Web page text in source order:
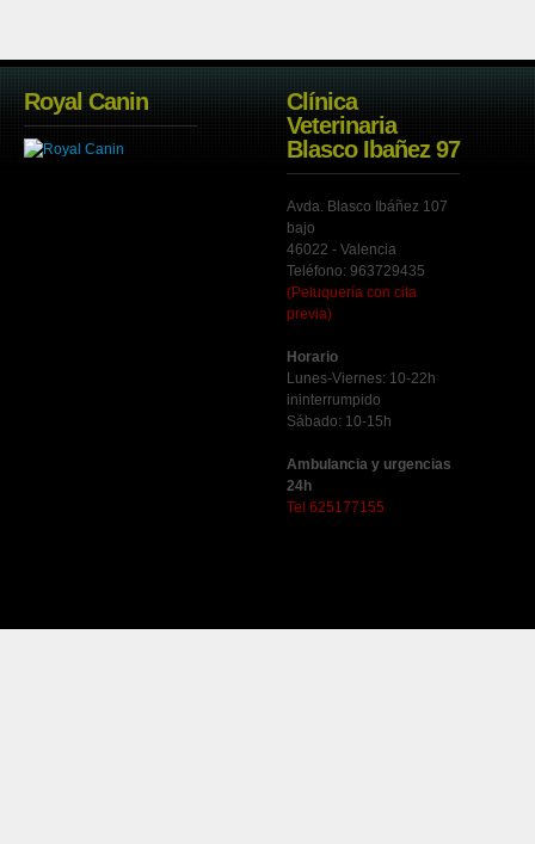
Royal Canin
Clínica
Veterinaria
Blasco Ibañez 97
Avda. Blasco Ibáñez 107
bajo
46022 - Valencia
Teléfono: 963729435
(Peluquería con cita
previa)
Horario
Lunes-Viernes: 10-22h
ininterrumpido
Sábado: 10-15h
Ambulancia y urgencias
24h
Tel 625177155